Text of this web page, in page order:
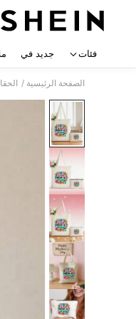
فئات جديد في
الصفحة الرئيسية /